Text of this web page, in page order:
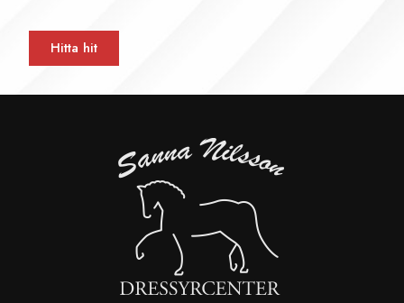
Hitta hit